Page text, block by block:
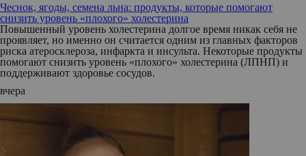
Чеснок, ягоды, семена льна: продукты, которые помогают
снизить уровень «плохого» холестерина
Повышенный уровень холестерина долгое время никак себя не
проявляет, но именно он считается одним из главных факторов
риска атеросклероза, инфаркта и инсульта. Некоторые продукты
помогают снизить уровень «плохого» холестерина (ЛПНП) и
поддерживают здоровье сосудов.
вчера